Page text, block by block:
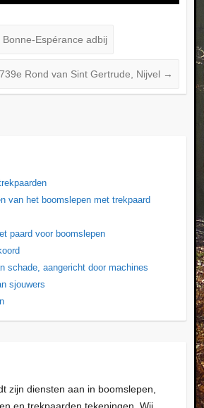
Espérance adbij
739e Rond van Sint Gertrude, Nijvel →
van het boomslepen met trekpaard
paard voor boomslepen
schade, aangericht door machines
sjouwers
zijn diensten aan in boomslepen,